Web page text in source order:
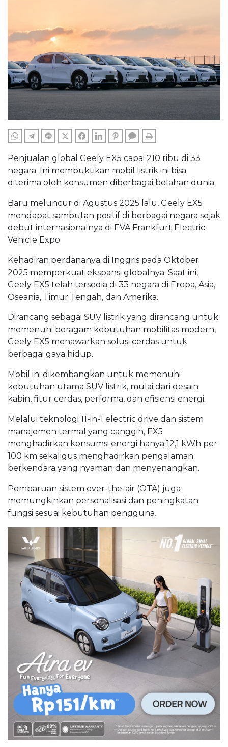
WHATSAPPTELEGRAM
LINE TWITTERFACEBOOKLINKEDINPINTERESTCOMMENTS
Penjualan global Geely EX5 capai 210 ribu di 33
negara. Ini membuktikan mobil listrik ini bisa
diterima oleh konsumen diberbagai belahan dunia.
Baru meluncur di Agustus 2025 lalu, Geely EX5
mendapat sambutan positif di berbagai negara sejak
debut internasionalnya di EVA Frankfurt Electric
Vehicle Expo.
Kehadiran perdananya di Inggris pada Oktober
2025 memperkuat ekspansi globalnya. Saat ini,
Geely EX5 telah tersedia di 33 negara di Eropa, Asia,
Oseania, Timur Tengah, dan Amerika.
Dirancang sebagai SUV listrik yang dirancang untuk
memenuhi beragam kebutuhan mobilitas modern,
Geely EX5 menawarkan solusi cerdas untuk
berbagai gaya hidup.
Mobil ini dikembangkan untuk memenuhi
kebutuhan utama SUV listrik, mulai dari desain
kabin, fitur cerdas, performa, dan efisiensi energi.
Melalui teknologi 11-in-1 electric drive dan sistem
manajemen termal yang canggih, EX5
menghadirkan konsumsi energi hanya 12,1 kWh per
100 km sekaligus menghadirkan pengalaman
berkendara yang nyaman dan menyenangkan.
Pembaruan sistem over-the-air (OTA) juga
memungkinkan personalisasi dan peningkatan
fungsi sesuai kebutuhan pengguna.